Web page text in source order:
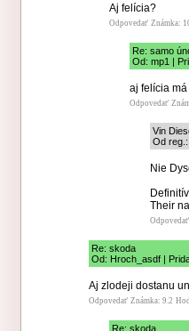
Aj felícia?
Odpovedať Známka:
Re: samo
Od: mp1 |
aj felícia
Odpovedať
Vin
Od
Nie
Their
Odpovedať
Re: skoda
Od: Hroch_asdf |
Aj zlodeji dostanu
Odpovedať Známka: 9.2
Re: skoda